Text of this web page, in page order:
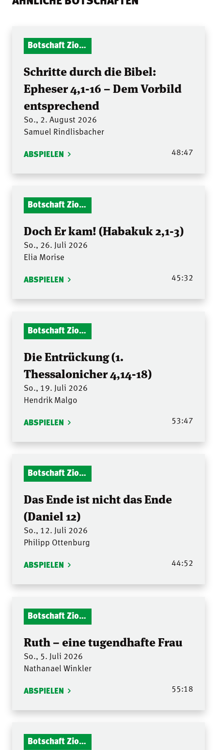
Botschaft Zionshalle
Schritte durch die Bibel:
Epheser 4,1-16 – Dem Vorbild
entsprechend
So., 2. August 2026
Samuel Rindlisbacher
ABSPIELEN 48:47
Botschaft Zionshalle
Doch Er kam! (Habakuk 2,1-3)
So., 26. Juli 2026
Elia Morise
ABSPIELEN 45:32
Botschaft Zionshalle
Die Entrückung (1.
Thessalonicher 4,14-18)
So., 19. Juli 2026
Hendrik Malgo
ABSPIELEN 53:47
Botschaft Zionshalle
Das Ende ist nicht das Ende
(Daniel 12)
So., 12. Juli 2026
Philipp Ottenburg
ABSPIELEN 44:52
Botschaft Zionshalle
Ruth – eine tugendhafte Frau
So., 5. Juli 2026
Nathanael Winkler
ABSPIELEN 55:18
Botschaft Zionshalle